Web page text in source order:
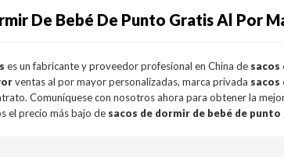
De Bebé De Punto Gratis Al Por
es un fabricante y proveedor profesional en China de sacos
ventas al por mayor personalizadas, marca privada sacos
Comuníquese con nosotros ahora para obtener la
el precio más bajo de sacos de dormir de bebé de